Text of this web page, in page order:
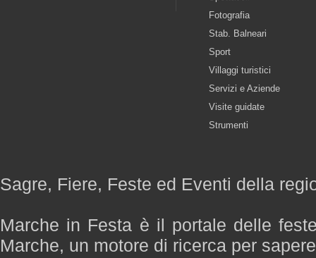
Fotografia
Stab. Balneari
Sport
Villaggi turistici
Servizi e Aziende
Visite guidate
Strumenti
Sagre, Fiere, Feste ed Eventi della
Marche in Festa è il portale delle
Marche, un motore di ricerca per